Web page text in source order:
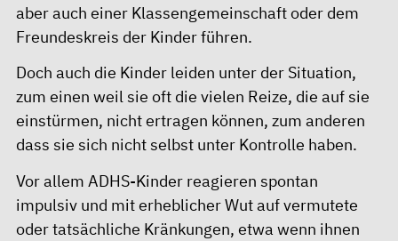
aber auch einer Klassengemeinschaft oder dem
Freundeskreis der Kinder führen.
Doch auch die Kinder leiden unter der Situation,
zum einen weil sie oft die vielen Reize, die auf sie
einstürmen, nicht ertragen können, zum anderen
dass sie sich nicht selbst unter Kontrolle haben.
Vor allem ADHS-Kinder reagieren spontan
impulsiv und mit erheblicher Wut auf vermutete
oder tatsächliche Kränkungen, etwa wenn ihnen